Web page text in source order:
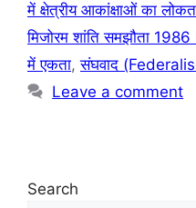
में क्षेत्रीय आकांक्षाओं का
मिजोरम शांति समझौता
में एकता,संघवाद
Leave a comment
Search